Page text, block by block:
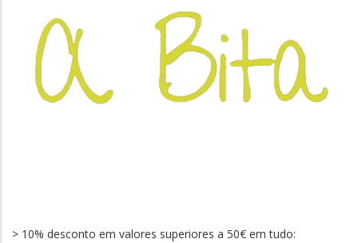
> 10% desconto em valores superiores a 50€ em tudo: